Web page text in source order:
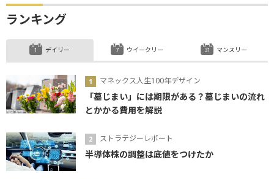
ランキング
デイリー
マネックス人生100年デザイン
「墓じまい」には期限がある？墓じまいの流れ
とかかる費用を解説
ストラテジーレポート
半導体株の調整は底値をつけたか
ウイークリー マンスリー